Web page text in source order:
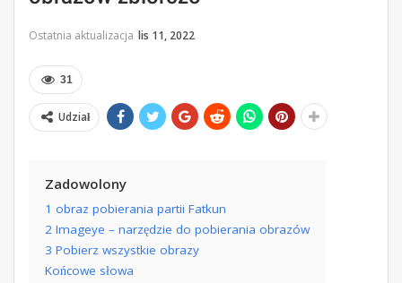
Ostatnia aktualizacja lis 11, 2022
31
Udział
Zadowolony
1 obraz pobierania partii Fatkun
2 Imageye – narzędzie do pobierania obrazów
3 Pobierz wszystkie obrazy
Końcowe słowa